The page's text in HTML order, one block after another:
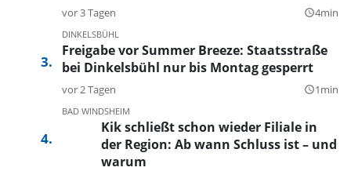
vor 3 Tagen query_builder4min
DINKELSBÜHL
Freigabe vor Summer Breeze: Staatsstraße
bei Dinkelsbühl nur bis Montag gesperrt
vor 2 Tagen query_builder1min
BAD WINDSHEIM
Kik schließt schon wieder Filiale in
der Region: Ab wann Schluss ist – und
warum